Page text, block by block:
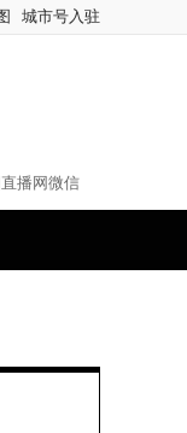
城市号入驻
播网微信